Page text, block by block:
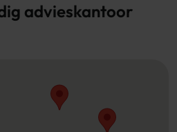
advieskantoor